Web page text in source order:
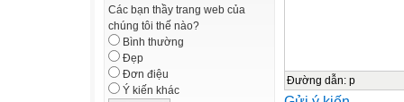
Các bạn thầy trang web của
chúng tôi thế nào?
Bình thường
Đẹp
Đơn điệu
Ý kiến khác
33,5
Đường dẫn: p